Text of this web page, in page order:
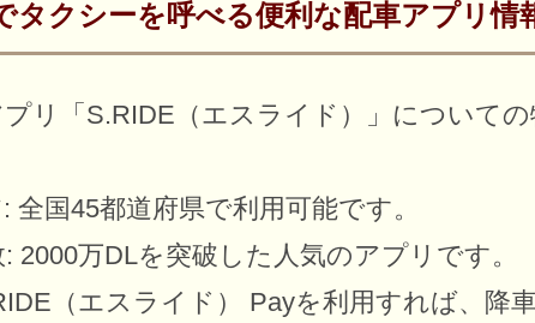
タクシーを呼べる便利な配車アプリ情
リ「S.RIDE（エスライド）」について
全国45都道府県で利用可能です。
2000万DLを突破した人気のアプリです。
（エスライド） Payを利用すれば、降